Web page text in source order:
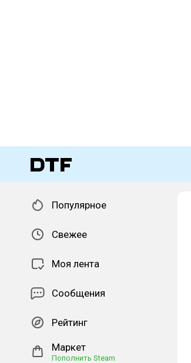
Популярное
Свежее
Моя лента
Сообщения
Рейтинг
Маркет
Пополнить Steam